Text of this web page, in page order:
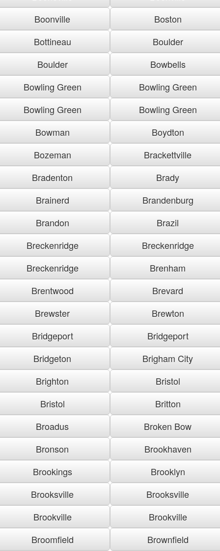
Boonville
Boston
Bottineau
Boulder
Boulder
Bowbells
Bowling Green
Bowling Green
Bowling Green
Bowling Green
Bowman
Boydton
Bozeman
Brackettville
Bradenton
Brady
Brainerd
Brandenburg
Brandon
Brazil
Breckenridge
Breckenridge
Breckenridge
Brenham
Brentwood
Brevard
Brewster
Brewton
Bridgeport
Bridgeport
Bridgeton
Brigham City
Brighton
Bristol
Bristol
Britton
Broadus
Broken Bow
Bronson
Brookhaven
Brookings
Brooklyn
Brooksville
Brooksville
Brookville
Brookville
Broomfield
Brownfield